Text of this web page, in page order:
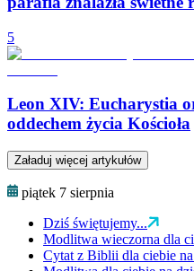
5
Leon XIV: Eucharystia
oddechem życia Kościoła
Załaduj więcej artykułów
piątek 7 sierpnia
Dziś świętujemy...
Modlitwa wieczorna dla
Cytat z Biblii dla ciebie